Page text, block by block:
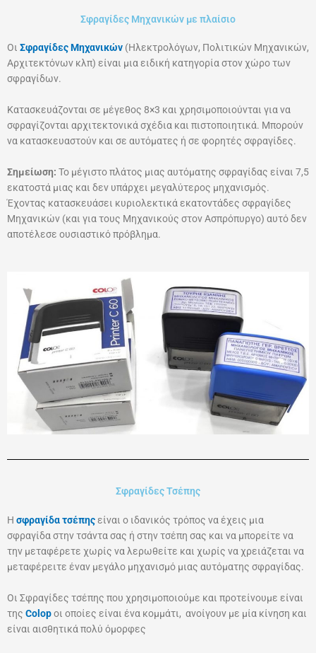
Σφραγίδες Μηχανικών με πλαίσιο
Οι Σφραγίδες Μηχανικών (Ηλεκτρολόγων, Πολιτικών Μηχανικών,
Αρχιτεκτόνων κλπ) είναι μια ειδική κατηγορία στον χώρο των
σφραγίδων.
Κατασκευάζονται σε μέγεθος 8×3 και χρησιμοποιούνται για να
σφραγίζονται αρχιτεκτονικά σχέδια και πιστοποιητικά. Μπορούν
να κατασκευαστούν και σε αυτόματες ή σε φορητές σφραγίδες.
Σημείωση: Το μέγιστο πλάτος μιας αυτόματης σφραγίδας είναι 7,5
εκατοστά μιας και δεν υπάρχει μεγαλύτερος μηχανισμός.
Έχοντας κατασκευάσει κυριολεκτικά εκατοντάδες σφραγίδες
Μηχανικών (και για τους Μηχανικούς στον Ασπρόπυργο) αυτό δεν
αποτέλεσε ουσιαστικό πρόβλημα.
Σφραγίδες Τσέπης
Η σφραγίδα τσέπηςείναι ο ιδανικός τρόπος να έχεις μια
σφραγίδα στην τσάντα σας ή στην τσέπη σας και να μπορείτε να
την μεταφέρετε χωρίς να λερωθείτε και χωρίς να χρειάζεται να
μεταφέρειτε έναν μεγάλο μηχανισμό μιας αυτόματης σφραγίδας.
Οι Σφραγίδες τσέπης που χρησιμοποιούμε και προτείνουμε είναι
της Colopοι οποίες είναι ένα κομμάτι, ανοίγουν με μία κίνηση και
είναι αισθητικά πολύ όμορφες